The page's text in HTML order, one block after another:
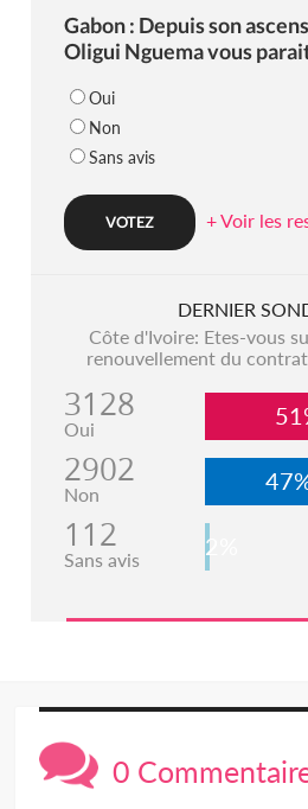
Gabon : Depuis son
Oligui Nguema vous
Oui
Non
Sans avis
+ Voir les
DERNIER
Côte d'Ivoire: Etes-vous
renouvellement du contrat
3128
Oui
2902
Non
112
Sans avis 2%
0